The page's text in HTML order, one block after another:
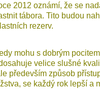
2012 oznámí, že se
tábora. Tito budou
rezerv.
mohu s dobrým
velice slušné
především způsob
se každý rok lepší a